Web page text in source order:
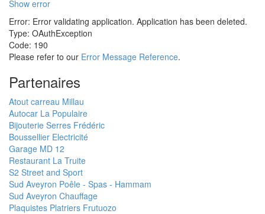
Show error
Error: Error validating application. Application has been deleted.
Type: OAuthException
Code: 190
Please refer to our Error Message Reference.
Partenaires
Atout carreau Millau
Autocar La Populaire
Bijouterie Serres Frédéric
Boussellier Electricité
Garage MD 12
Restaurant La Truite
S2 Street and Sport
Sud Aveyron Poêle - Spas - Hammam
Sud Aveyron Chauffage
Plaquistes Platriers Frutuozo